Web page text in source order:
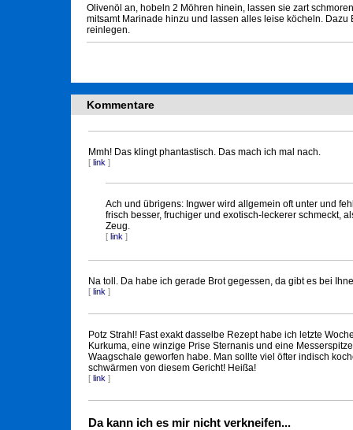
Olivenöl an, hobeln 2 Möhren hinein, lassen sie zart
mitsamt Marinade hinzu und lassen alles leise köcheln. Dazu
reinlegen.
Kommentare
Mmh! Das klingt phantastisch. Das mach ich mal nach.
[ link ]
Ach und übrigens: Ingwer wird allgemein oft unter und
frisch besser, fruchiger und exotisch-leckerer schmeckt,
Zeug.
[ link ]
Na toll. Da habe ich gerade Brot gegessen, da gibt es bei
[ link ]
Potz Strahl! Fast exakt dasselbe Rezept habe ich letzte
Kurkuma, eine winzige Prise Sternanis und eine
Waagschale geworfen habe. Man sollte viel öfter indisch
schwärmen von diesem Gericht! Heißa!
[ link ]
Da kann ich es mir nicht verkneifen...